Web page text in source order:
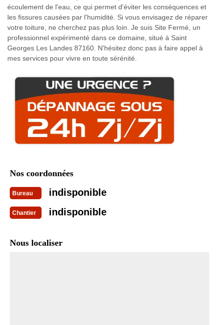
écoulement de l'eau, ce qui permet d'éviter les conséquences et
les fissures causées par l'humidité. Si vous envisagez de réparer
votre toiture, ne cherchez pas plus loin. Je suis Site Fermé, un
professionnel expérimenté dans ce domaine, situé à Saint
Georges Les Landes 87160. N'hésitez donc pas à faire appel à
mes services pour vivre en toute sérénité.
Nos coordonnées
Bureau indisponible
Chantier indisponible
Nous localiser